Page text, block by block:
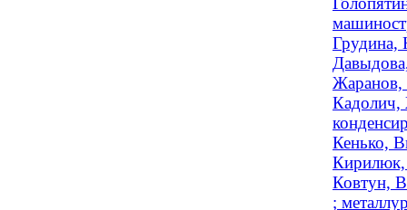
Грудина,
Жаранов,
Кадолич,
Кенько,
Кирилюк,
Ковтун,
;